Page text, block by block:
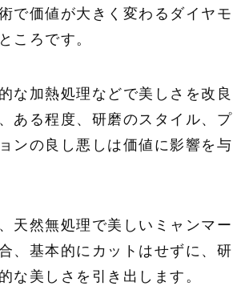
で価値が大きく変わるダイヤモ
ころです。
な加熱処理などで美しさを改良
ある程度、研磨のスタイル、プ
ンの良し悪しは価値に影響を与
天然無処理で美しいミャンマー
、基本的にカットはせずに、研
な美しさを引き出します。